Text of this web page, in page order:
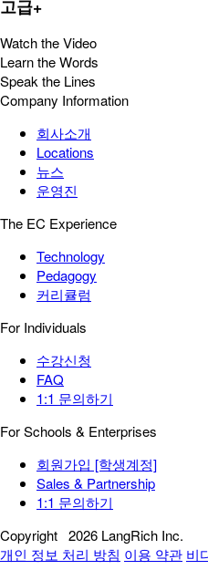
고급+
Watch the Video
Learn the Words
Speak the Lines
Company Information
회사소개
Locations
뉴스
운영진
The EC Experience
Technology
Pedagogy
커리큘럼
For Individuals
수강신청
FAQ
1:1 문의하기
For Schools & Enterprises
회원가입 [학생계정]
Sales & Partnership
1:1 문의하기
Copyright 2026 LangRich Inc.
개인 정보 처리 방침 이용 약관 비